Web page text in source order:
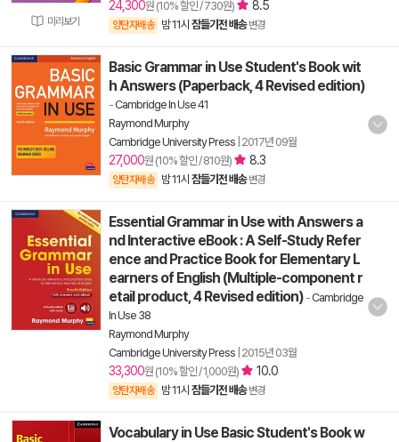
미리보기
24,300원 (10% 할인 / 730원) 8.5
양탄자배송 밤 11시 잠들기전 배송 변경
Basic Grammar in Use Student's Book wit
h Answers (Paperback, 4 Revised edition)
-Cambridge In Use 41
Raymond Murphy
Cambridge University Press 2017년 09월
27,000원 (10% 할인 / 810원) 8.3
양탄자배송 밤 11시 잠들기전 배송 변경
Essential Grammar in Use with Answers a
nd Interactive eBook : A Self-Study Refer
ence and Practice Book for Elementary L
earners of English (Multiple-component r
etail product, 4 Revised edition) -Cambridge
In Use 38
Raymond Murphy
Cambridge University Press 2015년 03월
33,300원 (10% 할인 / 1,000원) 10.0
양탄자배송 밤 11시 잠들기전 배송 변경
Vocabulary in Use Basic Student's Book w